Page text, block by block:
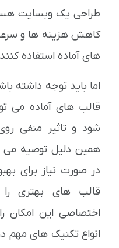
طراحی یک وبسایت
کاهش هزینه ها و
های آماده استفاده
اما باید توجه داشته
قالب های آماده می
شود و تاثیر منفی
همین دلیل توصیه می
در صورت نیاز برای
قالب های بهتری
اختصاصی این امکان
انواع تکنیک های مهم